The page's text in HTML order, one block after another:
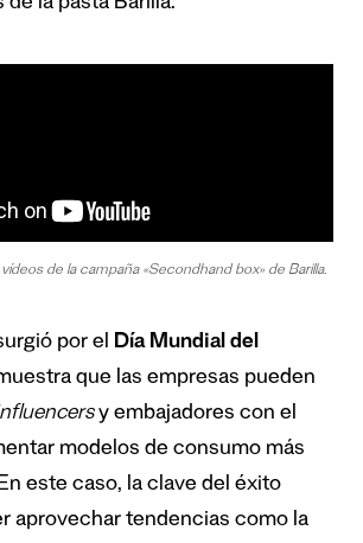
de la campaña «Secondhand box» de Barilla.
por el Día Mundial del
que las empresas pueden
y embajadores con el
modelos de consumo más
este caso, la clave del éxito
aprovechar tendencias como la